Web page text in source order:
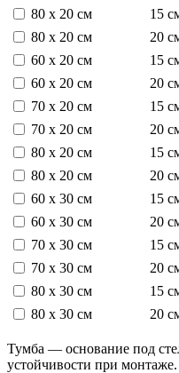
80 х 20 см
15
80 х 20 см
20
60 х 20 см
15
60 х 20 см
20
70 х 20 см
15
70 х 20 см
20
80 х 20 см
15
80 х 20 см
20
60 х 30 см
15
60 х 30 см
20
70 х 30 см
15
70 х 30 см
20
80 х 30 см
15
80 х 30 см
20
Тумба — основание под
устойчивости при монтаже.